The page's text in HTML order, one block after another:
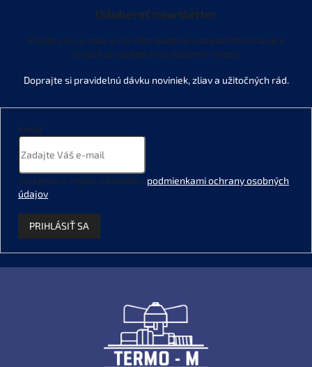
Odoberať newsletter
Vložte svoj e-mail a my Vám budeme zasielať informácie o
nových produktoch na našom e-shope.
Email
Vložením e-mailu súhlasíte s podmienkami ochrany osobných
údajov.
PRIHLÁSIŤ SA